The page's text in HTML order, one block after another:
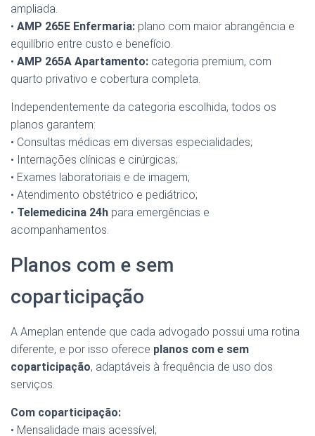
ampliada.
• AMP 265E Enfermaria: plano com maior abrangência e
equilíbrio entre custo e benefício.
• AMP 265A Apartamento: categoria premium, com
quarto privativo e cobertura completa.
Independentemente da categoria escolhida, todos os
planos garantem:
• Consultas médicas em diversas especialidades;
• Internações clínicas e cirúrgicas;
• Exames laboratoriais e de imagem;
• Atendimento obstétrico e pediátrico;
• Telemedicina 24h para emergências e
acompanhamentos.
Planos com e sem
coparticipação
A Ameplan entende que cada advogado possui uma rotina
diferente, e por isso oferece planos com e sem
coparticipação, adaptáveis à frequência de uso dos
serviços.
Com coparticipação:
• Mensalidade mais acessível;